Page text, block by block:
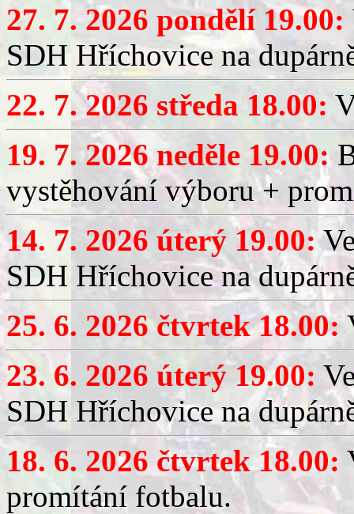
27. 7. 2026 pondělí 19.00:
SDH Hříchovice na
22. 7. 2026 středa 18.00:
19. 7. 2026 neděle 19.00:
vystěhování výboru +
14. 7. 2026 úterý 19.00:
SDH Hříchovice na
25. 6. 2026 čtvrtek 18.00:
23. 6. 2026 úterý 19.00:
SDH Hříchovice na
18. 6. 2026 čtvrtek 18.00:
promítání fotbalu.